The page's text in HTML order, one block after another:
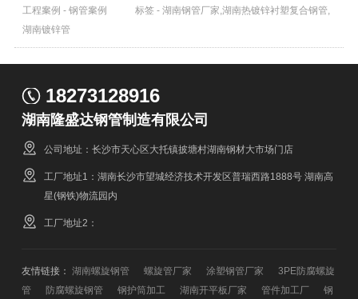
工程案例 - 钢管案例
标签 - 湖南钢管厂家,湖南热镀锌衬塑复合钢管,
湖南镀锌管
18273128916
湖南隆盛达钢管制造有限公司
公司地址：长沙市天心区大托镇披塘村湖南钢材大市场门店
工厂地址1：湖南长沙市望城经济技术开发区普瑞西路1888号 湖南高
星(钢铁)物流园内
工厂地址2：
友情链接：湖南螺旋钢管 螺旋管厂家 涂塑钢管厂家
3PE防腐螺旋
管
防腐螺旋钢管 钢护筒加工 湖南开平板厂家 管件加工厂
钢